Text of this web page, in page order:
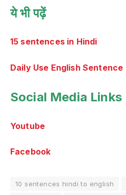
ये भी पढ़ें
15 sentences in Hindi
Daily Use English Sentence
Social Media Links
Youtube
Facebook
10 sentences hindi to english